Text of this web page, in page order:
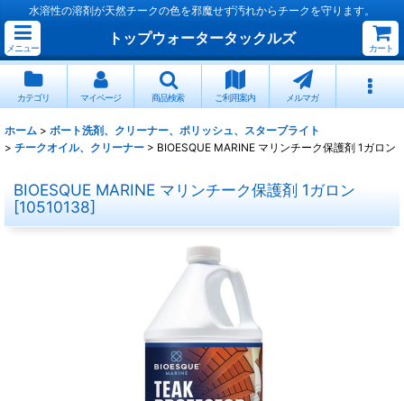
水溶性の溶剤が天然チークの色を邪魔せず汚れからチークを守ります。
メニュー
トップウォータータックルズ
カート
カテゴリ マイページ 商品検索 ご利用案内 メルマガ
ホーム > ボート洗剤、クリーナー、ポリッシュ、スターブライト
> チークオイル、クリーナー > BIOESQUE MARINE マリンチーク保護剤 1ガロン
BIOESQUE MARINE マリンチーク保護剤 1ガロン
[10510138]